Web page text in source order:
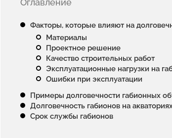
Оглавление
Факторы, которые влияют на
Материалы
Проектное решение
Качество строительных работ
Эксплуатационные нагрузки на
Ошибки при эксплуатации
Примеры долговечности габионных
Долговечность габионов на
Срок службы габионов